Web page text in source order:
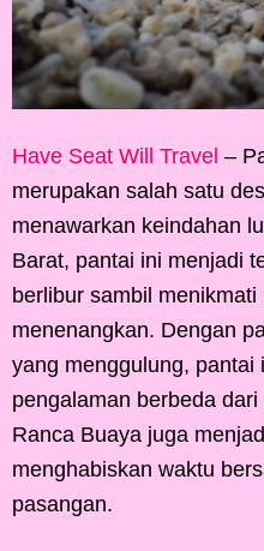
Have Seat Will Travel –
merupakan salah satu
menawarkan keindahan
Barat, pantai ini menjadi
berlibur sambil
menenangkan. Dengan
yang menggulung, pantai
pengalaman berbeda
Ranca Buaya juga
menghabiskan waktu
pasangan.